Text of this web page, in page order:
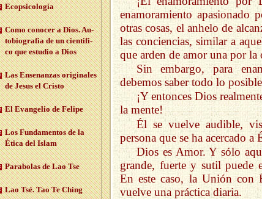
enamoramiento apasionado
otras cosas, el anhelo de
las conciencias, similar a
que arden de amor una por la
Sin embargo, para
debemos saber todo lo
¡Y entonces Dios
la mente!
Él se vuelve audible,
persona que se ha acercado a
Dios es Amor. Y sólo
grande, fuerte y sutil puede
En este caso, la Unión con
vuelve una práctica diaria.
Eco­psi­co­lo­gía
Como co­no­cer a Dios. Au­
to­bio­gra­fia de un cien­ti­fi­
co que es­tu­dio a Dios
Las En­se­nan­zas ori­gi­na­les
de Jesus el Cris­to
El Evan­ge­lio de Fe­li­pe
Los Fun­da­men­tos de la
Ética del Islam
Pa­ra­bo­las de Lao Tse
Lao Tsé. Tao Te Ching